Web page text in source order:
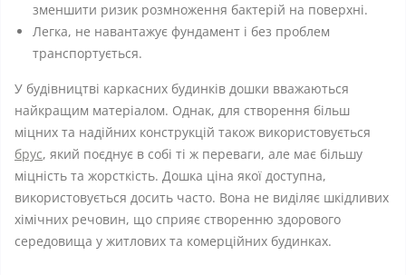
зменшити ризик розмноження бактерій на поверхні.
Легка, не навантажує фундамент і без проблем
транспортується.
У будівництві каркасних будинків дошки вважаються
найкращим матеріалом. Однак, для створення більш
міцних та надійних конструкцій також використовується
брус, який поєднує в собі ті ж переваги, але має більшу
міцність та жорсткість. Дошка ціна якої доступна,
використовується досить часто. Вона не виділяє шкідливих
хімічних речовин, що сприяє створенню здорового
середовища у житлових та комерційних будинках.